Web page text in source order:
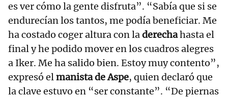
es ver cómo la gente disfruta”. “Sabía que si se
endurecían los tantos, me podía beneficiar. Me
ha costado coger altura con laderechahasta el
final y he podido mover en los cuadros alegres
a Iker. Me ha salido bien. Estoy muy contento”,
expresó elmanista de Aspe, quien declaró que
la clave estuvo en “ser constante”. “De piernas